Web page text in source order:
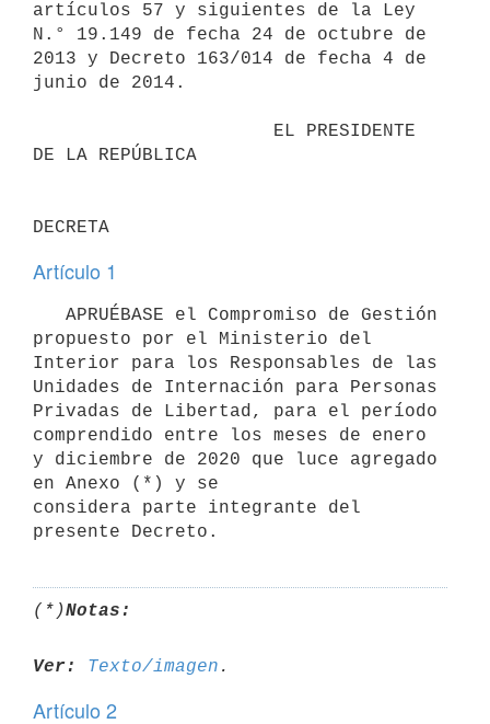
artículos 57 y siguientes de la Ley
N.° 19.149 de fecha 24 de octubre de
2013 y Decreto 163/014 de fecha 4 de
junio de 2014.
DE LA REPÚBLICA
Artículo 1
propuesto por el Ministerio del
Interior para los Responsables de las
Unidades de Internación para Personas
Privadas de Libertad, para el período
comprendido entre los meses de enero
y diciembre de 2020 que luce agregado
en Anexo (*) y se
considera parte integrante del
presente Decreto.
(*)Notas:
Ver: Texto/imagen
Artículo 2